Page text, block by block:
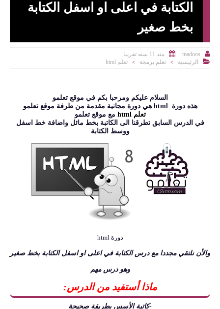
الكتابة في اعلى او اسفل الكتابة
بخط صغير

madoos

منذ 11 سنه تقريبا

الرئيسية > تعلم برمجة > تعلم html
السلام عليكم ومرحبا بكم في موقع تعلمو
هذه دورة html هي دورة مجانية مقدمة من طرفة موقع تعلمو
تعلم html
مع موقع تعلمو
في الدرس السابق تطرقنا الى الكاتبة بخط مائل واضافة خط اسفل
ووسط الكتابة
دورة html
والأن نلتقي مجددا مع درسالكتابة في اعلى او اسفل الكتابة بخط صغير
وهو درس مهم
ماذا أستفيد من الدرس:
-كاتبة الأسس بطريقة صحيحة